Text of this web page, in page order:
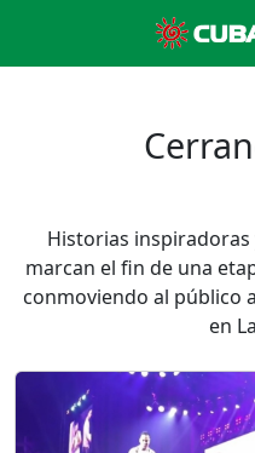
Historias
marcan el fin de una
conmoviendo al público
en